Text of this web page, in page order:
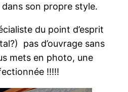
son propre style.
du point d’esprit
pas d’ouvrage sans
mets en photo, une
!!!!!